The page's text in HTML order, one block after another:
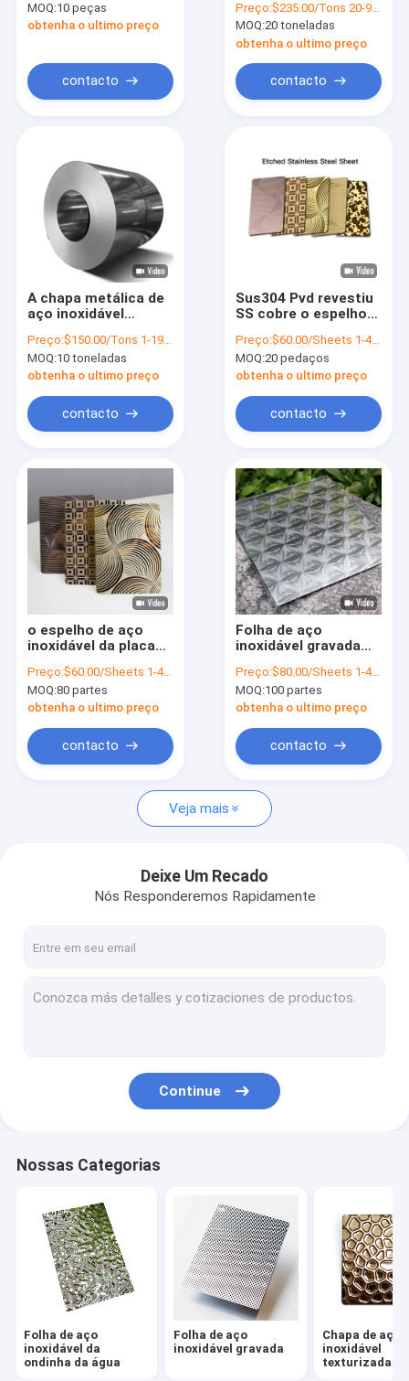
Produtos
Vídeos
Quem Somos
Fábrica
Fale Conosco
notícias
Pedir um orçamento
Folha de aço inoxidável da ondinha da água
Folha de aço inoxidável antiga
Folha de aço inoxidável martelada
Folha de aço inoxidável laminada
Folha de aço inoxidável
Folha de aço inoxidável anti-impressão digital
dourado Painel de
porta decorativo do
MOQ:10 peças
obtenha o ultimo preço
contacto
do rolo ASTM sS201
da chapa metálica
Preço:$235.00/Tons 20-99 Tons
MOQ:20 toneladas
obtenha o ultimo preço
contacto
A chapa metálica de
aço inoxidável
VAGABUNDOS de Aisi
430 bobina as
bobinas de aço do
1219mm
Preço:$150.00/Tons 1-199 Tons
MOQ:10 toneladas
obtenha o ultimo preço
contacto
Sus304 Pvd revestiu
SS cobre o espelho
metal decorativas
Preço:$60.00/Sheets 1-49 Sheets
MOQ:20 pedaços
obtenha o ultimo preço
contacto
o espelho de aço
inoxidável da placa
folhas de metal
decorativas
Preço:$60.00/Sheets 1-49 Sheets
MOQ:80 partes
obtenha o ultimo preço
contacto
Folha de aço
inoxidável gravada
superfície de
construção do
elevador da parede
Preço:$80.00/Sheets 1-49 Sheets
MOQ:100 partes
obtenha o ultimo preço
contacto
Veja mais
Deixe Um Recado
Nós Responderemos Rapidamente
Continue
Nossas Categorias
Folha de aço
inoxidável da
ondinha da água
Folha de aço
inoxidável gravada
Chapa de aço
inoxidável
texturizada